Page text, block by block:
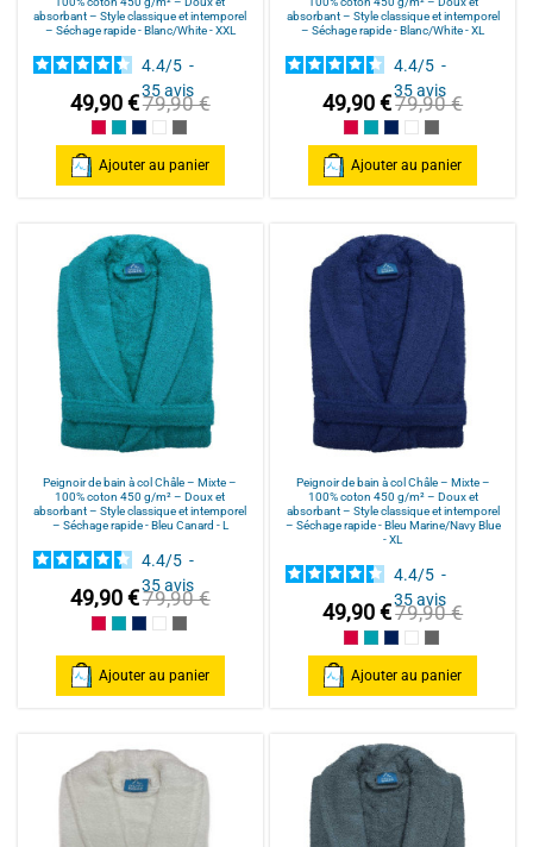
absorbant – Style classique et intemporel
– Séchage rapide - Blanc/White - XXL
4.4/5 -
35avis
49,90 €79,90 €
Framboise/Fuschia
Bleu Canard
Bleu Marine/Navy Blue
Blanc/White
Anthracite/Dark Grey
Ajouter au panier
absorbant – Style classique et intemporel
– Séchage rapide - Blanc/White - XL
4.4/5 -
35avis
49,90 €79,90 €
Framboise/Fuschia
Bleu Canard
Bleu Marine/Navy
Blanc/White
Anthracite/
Ajouter au panier
Peignoir de bain à col Châle – Mixte –
100% coton 450 g/m² – Doux et
absorbant – Style classique et intemporel
– Séchage rapide - Bleu Canard - L
4.4/5 -
35avis
49,90 €79,90 €
Framboise/Fuschia
Bleu Canard
Bleu Marine/Navy Blue
Blanc/White
Anthracite/Dark Grey
Ajouter au panier
Peignoir de bain à col Châle – Mixte –
100% coton 450 g/m² – Doux et
absorbant – Style classique et intemporel
– Séchage rapide - Bleu Marine/Navy Blue
- XL
4.4/5 -
35avis
49,90 €79,90 €
Framboise/Fuschia
Bleu Canard
Bleu Marine/Navy
Blanc/White
Anthracite/
Ajouter au panier